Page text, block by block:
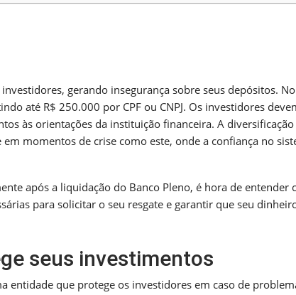
gerando insegurança sobre seus depósitos.
até R$ 250.000 por CPF ou CNPJ. Os investidores
às orientações da instituição financeira. A
momentos de crise como este, onde a confiança no
após a liquidação do Banco Pleno, é hora de entender
para solicitar o seu resgate e garantir que seu
seus investimentos
entidade que protege os investidores em caso de